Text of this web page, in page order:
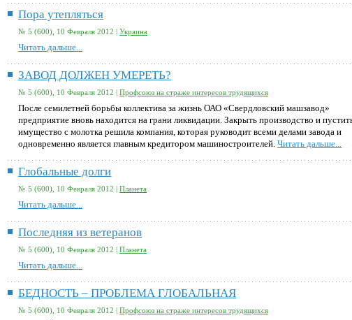
Пора утепляться
№ 5 (600), 10 Февраля 2012 |Украина
Читать дальше...
ЗАВОД ДОЛЖЕН УМЕРЕТЬ?
№ 5 (600), 10 Февраля 2012 |Профсоюз на страже интересов трудящихся
После семилетней борьбы коллектива за жизнь ОАО «Свердловский машзавод»
предприятие вновь находится на грани ликвидации. Закрыть производство и
имущество с молотка решила компания, которая руководит всеми делами завода и
одновременно является главным кредитором машиностроителей.Читать дальше...
Глобальные долги
№ 5 (600), 10 Февраля 2012 |Планета
Читать дальше...
Последняя из ветеранов
№ 5 (600), 10 Февраля 2012 |Планета
Читать дальше...
БЕДНОСТЬ – ПРОБЛЕМА ГЛОБАЛЬНАЯ
№ 5 (600), 10 Февраля 2012 |Профсоюз на страже интересов трудящихся